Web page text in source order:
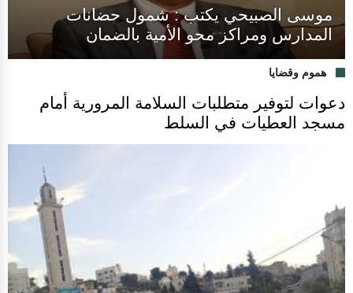
موسى الصبيحي يكتب : شمول حضانات
المدارس ومراكز محو الأمية بالضمان
هموم وقضايا
دعوات لتوفير متطلبات السلامة المرورية أمام
مسجد العطيات في السلط